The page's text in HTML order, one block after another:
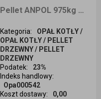
Pellet ANPOL 975kg dostawa Wrocław i okolice
Kategoria:
OPAŁ KOTŁY /
OPAŁ KOTŁY / PELLET
DRZEWNY / PELLET
DRZEWNY
Podatek:
23%
Indeks handlowy:
Opa000542
Koszt dostawy: 0,00
Ilość sztuk